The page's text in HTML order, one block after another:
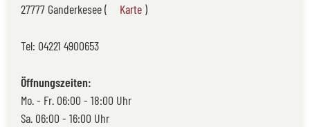
27777 Ganderkesee (
Karte )
Tel: 04221 4900653
Öffnungszeiten:
Mo. - Fr. 06:00 - 18:00 Uhr
Sa. 06:00 - 16:00 Uhr